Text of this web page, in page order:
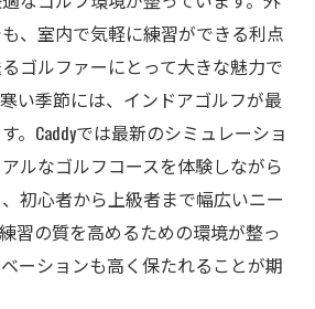
フの楽しみ方を探求する
維持を両立するゴルフライフ
と一緒に楽しむシミュレーショ
ィ形成でモチベーションアップ
じたリラクゼーションタイム
る没入型ゴルフ体験
厚木市鳶尾のインドアゴルフス
、室内で気軽に練習ができる利点
ゴルファーにとって大きな魅力で
い季節には、インドアゴルフが最
。Caddyでは最新のシミュレーショ
ルなゴルフコースを体験しながら
初心者から上級者まで幅広いニー
習の質を高めるための環境が整っ
ーションも高く保たれることが期